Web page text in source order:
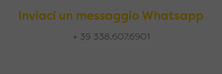
Inviaci un messaggio Whatsapp
+ 39 338.607.6901